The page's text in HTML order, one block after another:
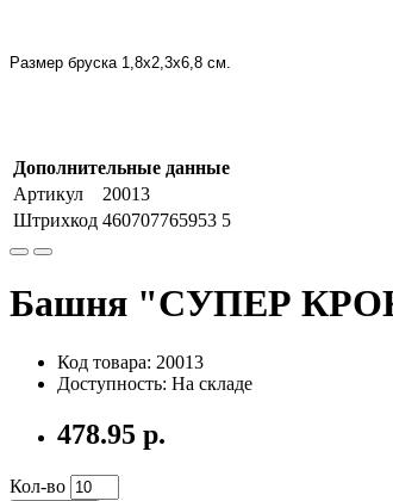
Размер бруска 1,8х2,3х6,8 см.
Дополнительные данные
Артикул
20013
Штрихкод 460707765953 5
Башня "СУПЕР
Код товара: 20013
Доступность: На складе
478.95 р.
Кол-во